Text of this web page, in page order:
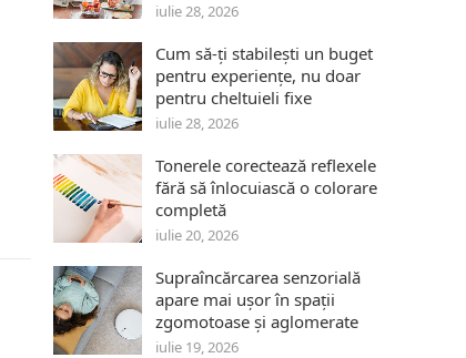
iulie 28, 2026
Cum să-ți stabilești un buget
pentru experiențe, nu doar
pentru cheltuieli fixe
iulie 28, 2026
Tonerele corectează reflexele
fără să înlocuiască o colorare
completă
iulie 20, 2026
Supraîncărcarea senzorială
apare mai ușor în spații
zgomotoase și aglomerate
iulie 19, 2026